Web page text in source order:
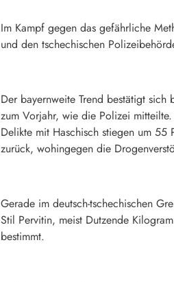
Im Kampf gegen das gefährliche
und den tschechischen
Der bayernweite Trend bestätigt
zum Vorjahr, wie die Polizei
Delikte mit Haschisch stiegen um
zurück, wohingegen die
Gerade im deutsch-tschechischen
Stil Pervitin, meist Dutzende
bestimmt.